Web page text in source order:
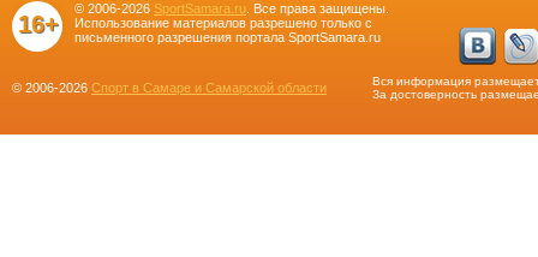
16+
© 2006-2026 SportSamara.ru . Все права защищены.
Использование материалов разрешено только с
письменного разрешения портала SportSamara.ru
© 2006-2026 Спорт в Самаре и Самарской области
Вся информация
За достоверность